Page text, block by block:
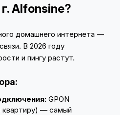
Alfonsine?
домашнего интернета —
В 2026 году
и пингу растут.
GPON
квартиру) — самый